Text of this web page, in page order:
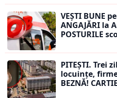
VEȘTI BUNE
ANGAJĂRI la
POSTURILE
PITEȘTI. Trei
locuințe,
BEZNĂ!